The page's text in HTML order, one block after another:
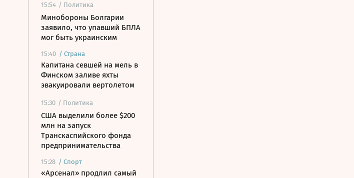
15:54 / Политика
Минобороны Болгарии
заявило, что упавший БПЛА
мог быть украинским
15:40 / Страна
Капитана севшей на мель в
Финском заливе яхты
эвакуировали вертолетом
15:30 / Политика
США выделили более $200
млн на запуск
Транскаспийского фонда
предпринимательства
15:28 / Спорт
«Арсенал» продлил самый